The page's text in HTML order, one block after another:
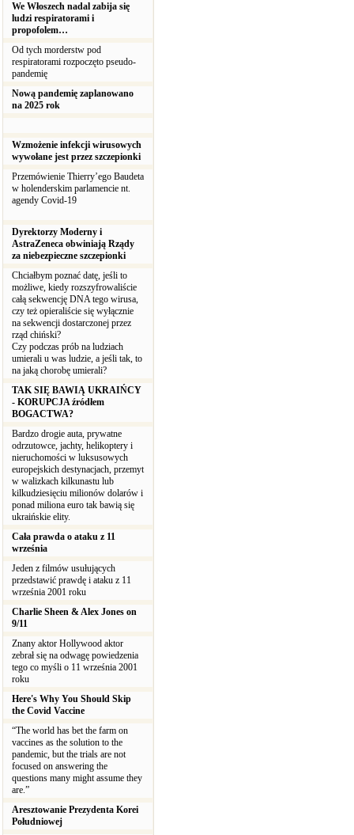
We Włoszech nadal zabija się
ludzi respiratorami i
propofolem…
Od tych morderstw pod
respiratorami rozpoczęto pseudo-
pandemię
Nową pandemię zaplanowano
na 2025 rok
Wzmożenie infekcji wirusowych
wywołane jest przez szczepionki
Przemówienie Thierry’ego Baudeta
w holenderskim parlamencie nt.
agendy Covid-19
Dyrektorzy Moderny i
AstraZeneca obwiniają Rządy
za niebezpieczne szczepionki
Chciałbym poznać datę, jeśli to
możliwe, kiedy rozszyfrowaliście
całą sekwencję DNA tego wirusa,
czy też opieraliście się wyłącznie
na sekwencji dostarczonej przez
rząd chiński?
Czy podczas prób na ludziach
umierali u was ludzie, a jeśli tak, to
na jaką chorobę umierali?
TAK SIĘ BAWIĄ UKRAIŃCY
- KORUPCJA źródłem
BOGACTWA?
Bardzo drogie auta, prywatne
odrzutowce, jachty, helikoptery i
nieruchomości w luksusowych
europejskich destynacjach, przemyt
w walizkach kilkunastu lub
kilkudziesięciu milionów dolarów i
ponad miliona euro tak bawią się
ukraińskie elity.
Cała prawda o ataku z 11
września
Jeden z filmów usułujących
przedstawić prawdę i ataku z 11
września 2001 roku
Charlie Sheen & Alex Jones on
9/11
Znany aktor Hollywood aktor
zebrał się na odwagę powiedzenia
tego co myśli o 11 września 2001
roku
Here's Why You Should Skip
the Covid Vaccine
“The world has bet the farm on
vaccines as the solution to the
pandemic, but the trials are not
focused on answering the
questions many might assume they
are.”
Aresztowanie Prezydenta Korei
Południowej